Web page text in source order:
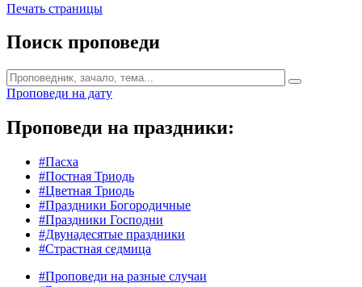
Печать страницы
Поиск проповеди
Проповеди на дату
Проповеди на праздники:
#Пасха
#Постная Триодь
#Цветная Триодь
#Праздники Богородичные
#Праздники Господни
#Двунадесятые праздники
#Страстная седмица
#Проповеди на разные случаи